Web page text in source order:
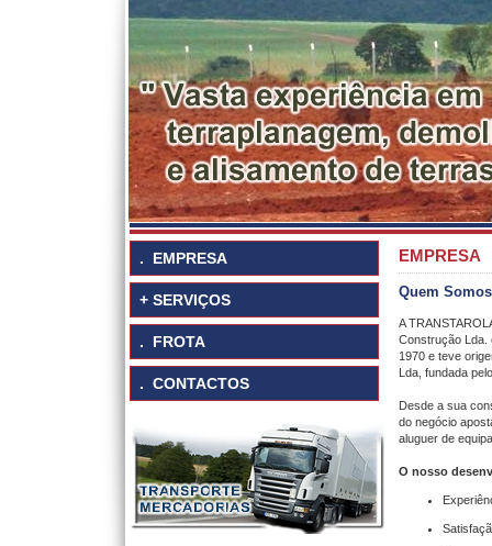
. EMPRESA
+ SERVIÇOS
. FROTA
. CONTACTOS
EMPRESA
Quem Somos
A
Construção Lda.
1970 e teve
Lda, fundada
Desde a sua
do negócio
aluguer de
O nosso